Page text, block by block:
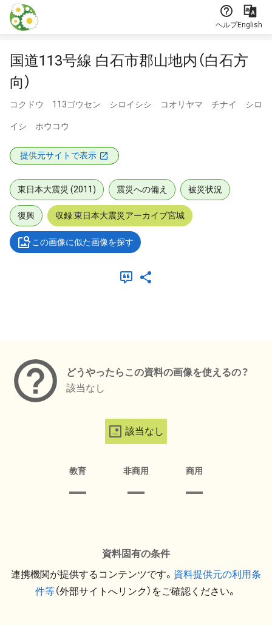
本文に飛ぶ
ヘルプEnglish
国道113号線 白石市郡山地内（白石方
向）
コクドウ 113ゴウセン シロイシシ コオリヤマ チナイ シロ
イシ ホウコウ
提供元サイトで表示
東日本大震災 (2011) 震災への備え 被災状況
復興 収録:東日本大震災アーカイブ宮城
この画像に似た画像を探す
どうやったらこの資料の画像を使えるの？
該当なし
該当なし
教育 非商用 商用
資料固有の条件
連携機関が提供するコンテンツです。 資料提供元の利用条
件等（外部サイトへリンク）をご確認ください。